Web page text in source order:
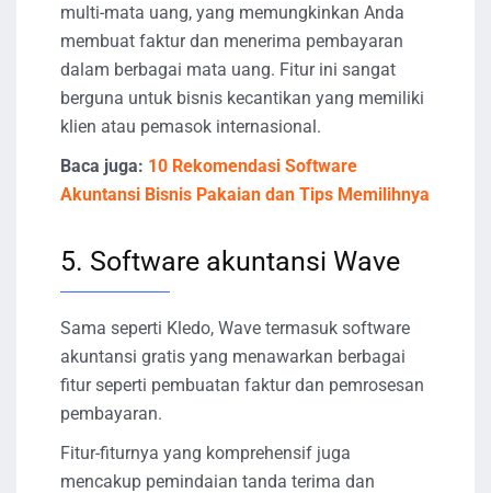
multi-mata uang, yang memungkinkan Anda
membuat faktur dan menerima pembayaran
dalam berbagai mata uang. Fitur ini sangat
berguna untuk bisnis kecantikan yang memiliki
klien atau pemasok internasional.
Baca juga: 10 Rekomendasi Software
Akuntansi Bisnis Pakaian dan Tips Memilihnya
5. Software akuntansi Wave
Sama seperti Kledo, Wave termasuk software
akuntansi gratis yang menawarkan berbagai
fitur seperti pembuatan faktur dan pemrosesan
pembayaran.
Fitur-fiturnya yang komprehensif juga
mencakup pemindaian tanda terima dan